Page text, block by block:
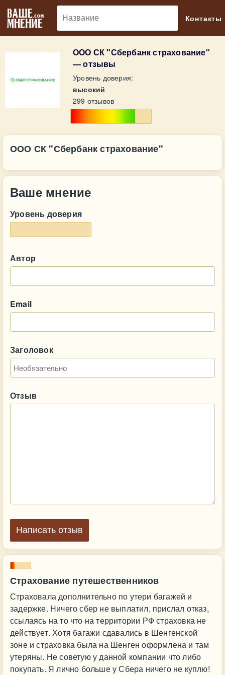
Контакты
ООО СК "Сбербанк страхование"
— отзывы
Уровень доверия:
высокий
299 отзывов
Страхование путешественников
Страховала дополнительно по утери багажей и
задержке. Ничего сбер не выплатил, прислал отказ,
ссылаясь на то что на территории РФ страховка не
действует. Хотя багажи сдавались в Шенгенской
зоне и страховка была на Шенген оформлена и там
утеряны. Не советую у данной компании что либо
покупать. Я лично больше у Сбера ничего не куплю!
ООО СК "Сбербанк страхование"
Ваше мнение
Уровень доверия
Автор
Email
Заголовок
Отзыв
Написать отзыв